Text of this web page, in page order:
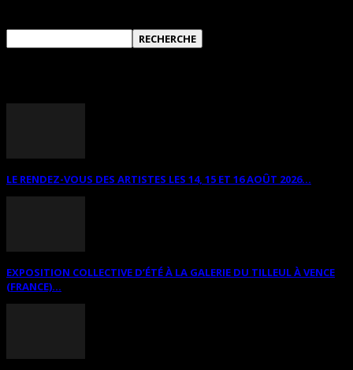
LE RENDEZ-VOUS DES ARTISTES LES 14, 15 ET 16 AOÛT 2026...
EXPOSITION COLLECTIVE D’ÉTÉ À LA GALERIE DU TILLEUL À VENCE
(FRANCE)...